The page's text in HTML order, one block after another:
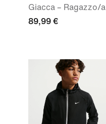
Giacca – Ragazzo/a
89,99 €